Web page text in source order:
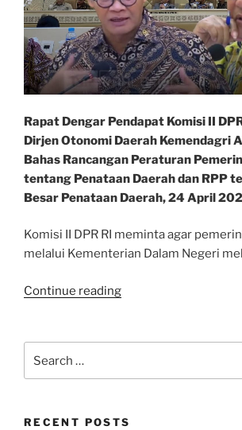
Rapat Dengar Pendapat Komisi II
Dirjen Otonomi Daerah Kemendagri
Bahas Rancangan Peraturan
tentang Penataan Daerah dan RPP
Besar Penataan Daerah, 24 April
Komisi II DPR RI meminta agar
melalui Kementerian Dalam Negeri
Continue reading“RDP
Penataan
RECENT POSTS